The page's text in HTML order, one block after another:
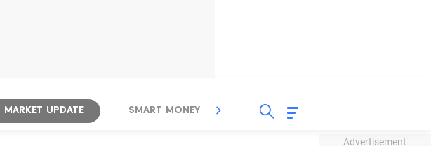
Advertisement
MARKET UPDATE SMART MONEY INSPIRASI BISNIS